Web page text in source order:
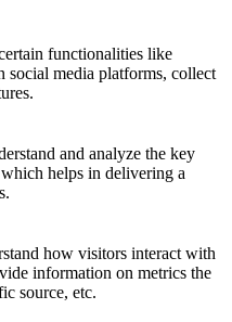
functionalities like
social media platforms, collect
and analyze the key
helps in delivering a
how visitors interact with
information on metrics the
source, etc.